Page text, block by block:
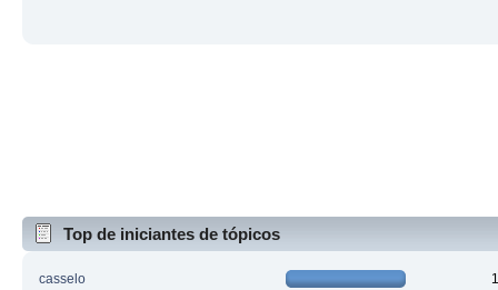
Top de iniciantes de tópicos
casselo